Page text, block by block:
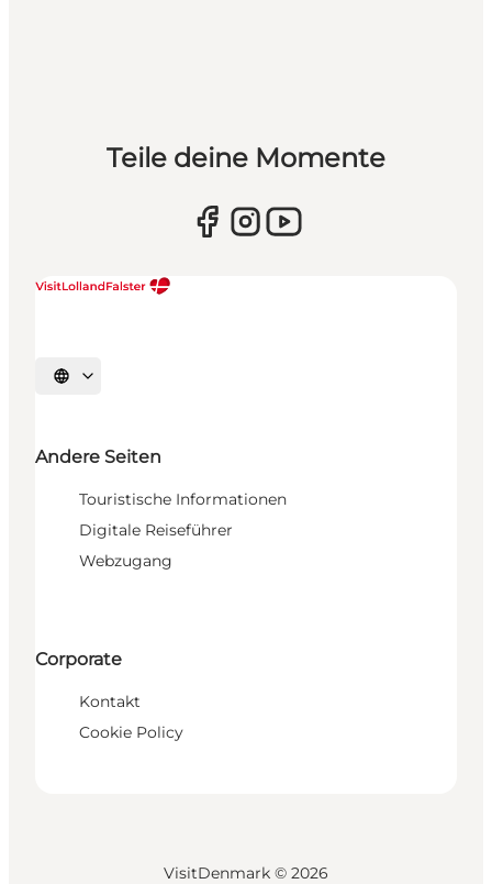
Teile deine Momente
Sprache auswählen
Andere Seiten
Touristische Informationen
Digitale Reiseführer
Webzugang
Corporate
Kontakt
Cookie Policy
VisitDenmark © 2026